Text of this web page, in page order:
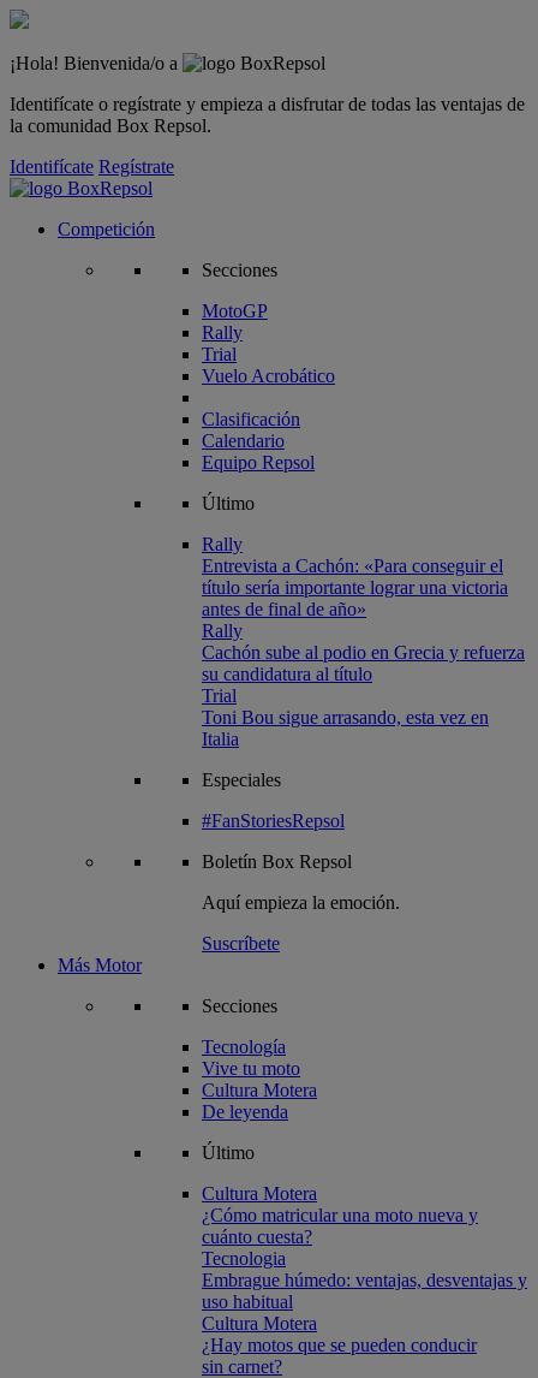
¡Hola! Bienvenida/o a
Identifícate o regístrate y empieza a disfrutar de todas las ventajas de
la comunidad Box Repsol.
Identifícate Regístrate
Competición
Secciones
MotoGP
Rally
Trial
Vuelo Acrobático
Clasificación
Calendario
Equipo Repsol
Último
Rally
Entrevista a Cachón: «Para conseguir el
título sería importante lograr una victoria
antes de final de año»
Rally
Cachón sube al podio en Grecia y refuerza
su candidatura al título
Trial
Toni Bou sigue arrasando, esta vez en
Italia
Especiales
#FanStoriesRepsol
Boletín Box Repsol
Aquí empieza la emoción.
Suscríbete
Más Motor
Secciones
Tecnología
Vive tu moto
Cultura Motera
De leyenda
Último
Cultura Motera
¿Cómo matricular una moto nueva y
cuánto cuesta?
Tecnologia
Embrague húmedo: ventajas, desventajas y
uso habitual
Cultura Motera
¿Hay motos que se pueden conducir
sin carnet?